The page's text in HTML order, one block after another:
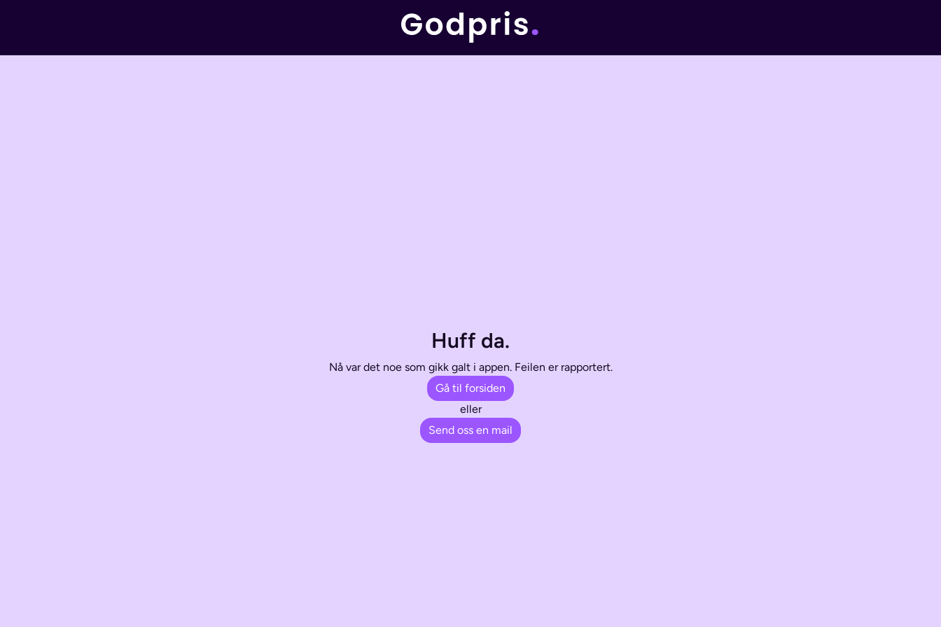
Huff da.
Nå var det noe som gikk galt i appen. Feilen er rapportert.
Gå til forsiden
eller
Send oss en mail